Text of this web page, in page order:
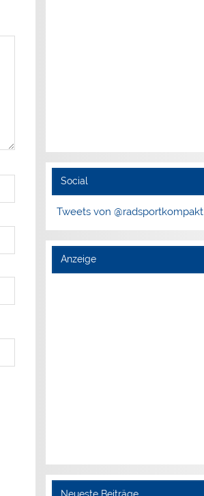
Social
Tweets von @radsportkompakt
Anzeige
Neueste Beiträge